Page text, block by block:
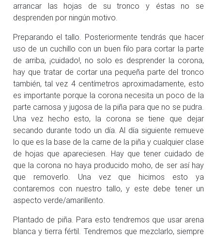
arrancar las hojas de su tronco y éstas no se
desprenden por ningún motivo.
Preparando el tallo. Posteriormente tendrás que hacer
uso de un cuchillo con un buen filo para cortar la parte
de arriba, ¡cuidado!, no solo es desprender la corona,
hay que tratar de cortar una pequeña parte del tronco
también, tal vez 4 centímetros aproximadamente, esto
es importante porque la corona necesita un poco de la
parte carnosa y jugosa de la piña para que no se pudra.
Una vez hecho esto, la corona se tiene que dejar
secando durante todo un día. Al día siguiente remueve
lo que es la base de la carne de la piña y cualquier clase
de hojas que apareciesen. Hay que tener cuidado de
que la corona no haya producido moho, de ser así hay
que removerlo. Una vez que hicimos esto ya
contaremos con nuestro tallo, y este debe tener un
aspecto verde/amarillento.
Plantado de piña. Para esto tendremos que usar arena
blanca y tierra fértil. Tendremos que mezclarlo, siempre